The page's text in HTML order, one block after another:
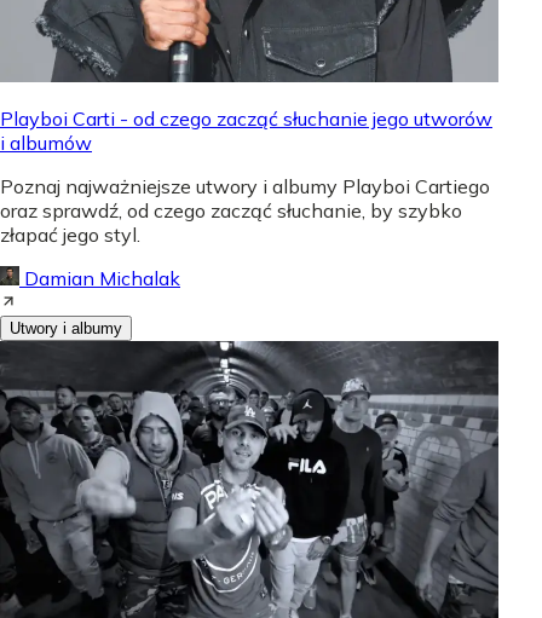
Playboi Carti - od czego zacząć słuchanie jego utworów
i albumów
Poznaj najważniejsze utwory i albumy Playboi Cartiego
oraz sprawdź, od czego zacząć słuchanie, by szybko
złapać jego styl.
Damian Michalak
Utwory i albumy